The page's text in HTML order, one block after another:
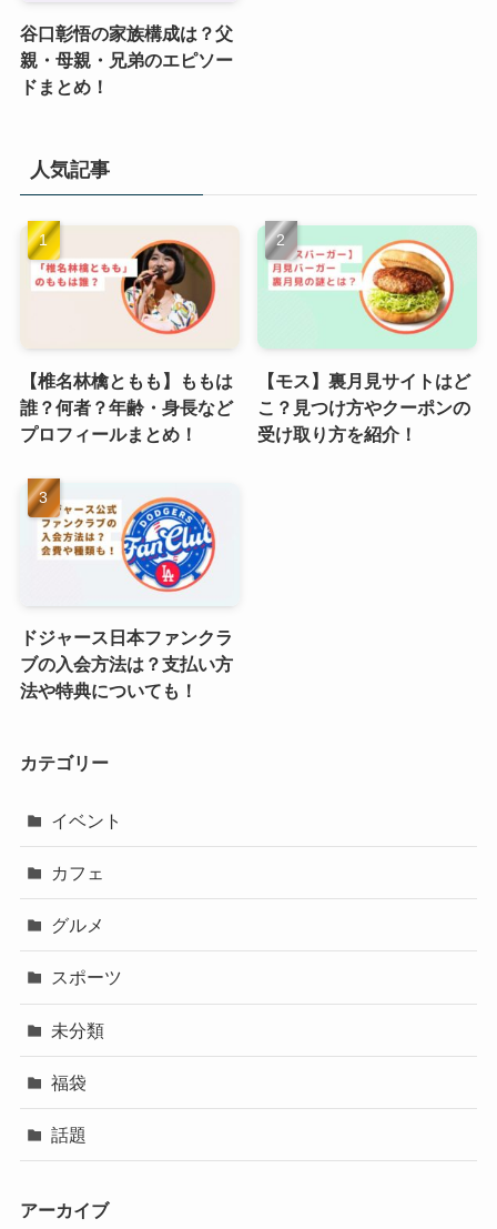
谷口彰悟の家族構成は？父
親・母親・兄弟のエピソー
ドまとめ！
人気記事
【椎名林檎ともも】ももは
誰？何者？年齢・身長など
プロフィールまとめ！
【モス】裏月見サイトはど
こ？見つけ方やクーポンの
受け取り方を紹介！
ドジャース日本ファンクラ
ブの入会方法は？支払い方
法や特典についても！
カテゴリー
イベント
カフェ
グルメ
スポーツ
未分類
福袋
話題
アーカイブ